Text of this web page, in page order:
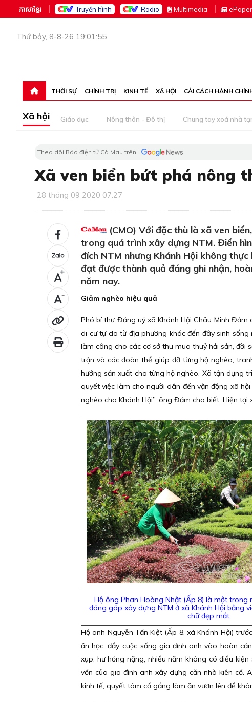
ភាសាខ្មែរ Truyền hình Radio Multimedia ePaper
Thứ bảy, 8-8-26 19:01:55
THỜI SỰ CHÍNH TRỊ KINH TẾ XÃ HỘI CẢI CÁCH HÀNH
Xã hội Giáo dục Nông thôn - Đô thị Chung tay xoá nhà
Theo dõi Báo điện tử Cà Mau trên
Xã ven biển bứt phá nông
28 tháng 09 2020 07:27
+
-
(CMO) Với đặc thù là xã ven
trong quá trình xây dựng NTM. Điển
đích NTM nhưng Khánh Hội không
đạt được thành quả đáng ghi nhận,
năm nay.
Giảm nghèo hiệu quả
Phó bí thư Đảng uỷ xã Khánh Hội Châu Minh
di cư tự do từ địa phương khác đến đây sinh
làm công cho các cơ sở thu mua thuỷ hải sản, đời
trận và các đoàn thể giúp đỡ từng hộ nghèo,
hướng sản xuất cho từng hộ nghèo. Xã tận dụng
quyết việc làm cho người dân đến vận động xã
nghèo cho Khánh Hội”, ông Đảm cho biết. Hiện
Hộ ông Phan Hoàng Nhật (Ấp 8) là một trong
đóng góp xây dựng NTM ở xã Khánh Hội bằng
chữ đẹp mắt.
Hộ anh Nguyễn Tấn Kiệt (Ấp 8, xã Khánh Hội)
ăn học, đẩy cuộc sống gia đình anh vào hoàn
xụp, hư hỏng nặng, nhiều năm không có điều
vốn của gia đình anh xây dựng căn nhà kiên cố.
kinh tế, quyết tâm cố gắng làm ăn vươn lên để